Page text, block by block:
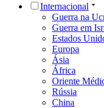
Internacional
Guerra na
Guerra em
Estados
Europa
Ásia
África
Oriente
Rússia
China